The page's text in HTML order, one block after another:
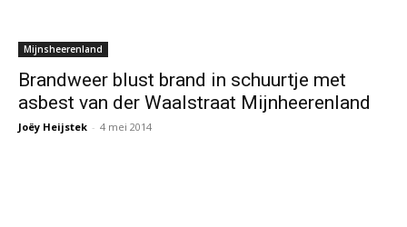
Mijnsheerenland
Brandweer blust brand in schuurtje met
asbest van der Waalstraat Mijnheerenland
Joëy Heijstek - 4 mei 2014